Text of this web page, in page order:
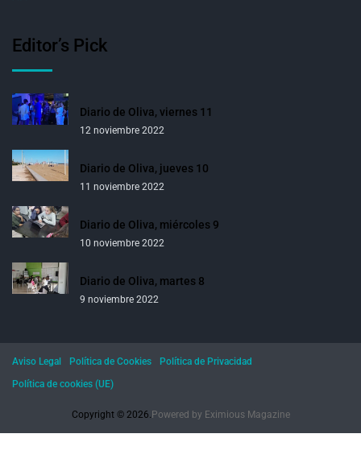
Editor’s Pick
Diario de Oliva, viernes 11
12 noviembre 2022
Diario de Oliva, jueves 10
11 noviembre 2022
Diario de Oliva, miércoles 9
10 noviembre 2022
Diario de Oliva, martes 8
9 noviembre 2022
Copyright © 2026. Powered by Eximious Magazine
Aviso Legal Política de Cookies
Política de Privacidad
Política de cookies (UE)